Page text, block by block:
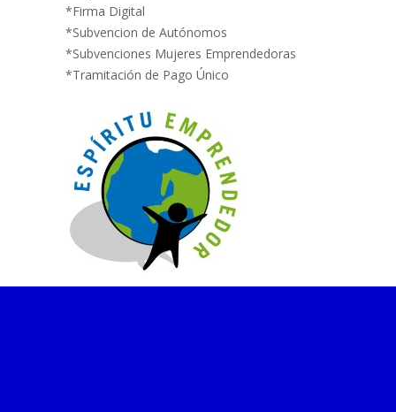
*Firma Digital
*Subvencion de Autónomos
*Subvenciones Mujeres Emprendedoras
*Tramitación de Pago Único